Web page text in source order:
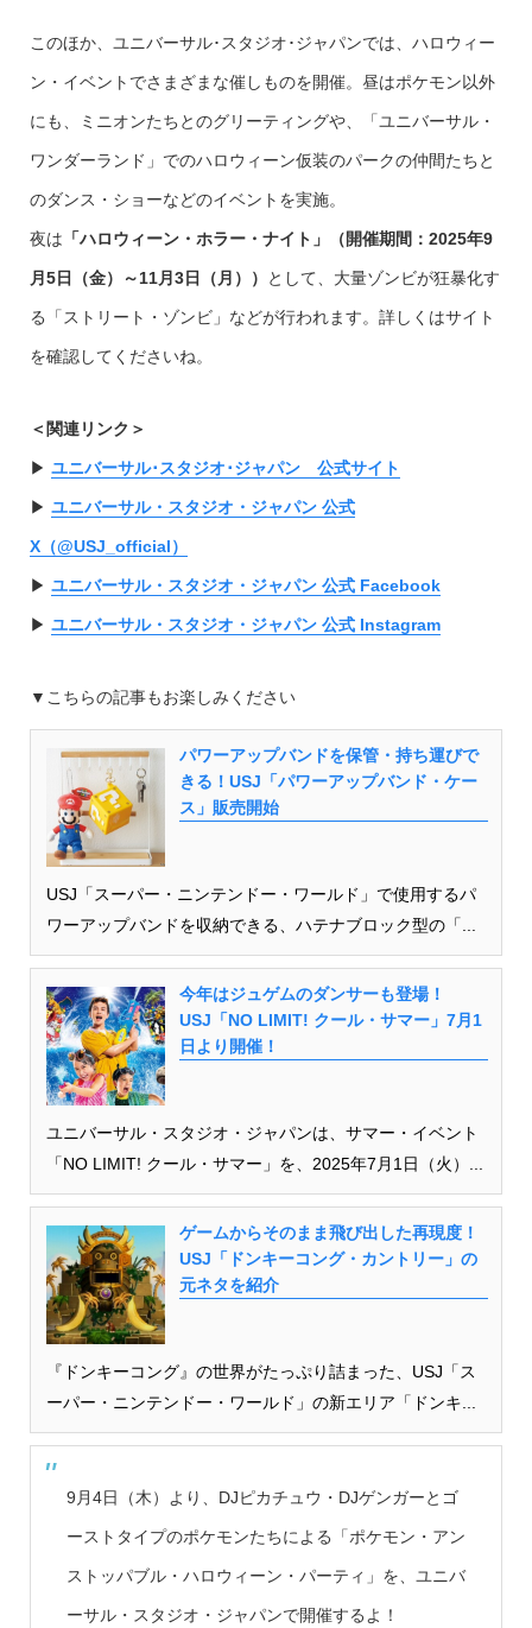
このほか、ユニバーサル･スタジオ･ジャパンでは、ハロウィー
ン・イベントでさまざまな催しものを開催。昼はポケモン以外
にも、ミニオンたちとのグリーティングや、「ユニバーサル・
ワンダーランド」でのハロウィーン仮装のパークの仲間たちと
のダンス・ショーなどのイベントを実施。
夜は 「ハロウィーン・ホラー・ナイト」（開催期間： 2025年9
月5日（金）～11月3日（月） ） として、大量ゾンビが狂暴化す
る「ストリート・ゾンビ」などが行われます。詳しくはサイト
を確認してくださいね。
＜関連リンク＞
▶︎ ユニバーサル･スタジオ･ジャパン 公式サイト
▶︎ ユニバーサル・スタジオ・ジャパン 公式
X（@USJ_official）
▶︎ ユニバーサル・スタジオ・ジャパン 公式 Facebook
▶︎ ユニバーサル・スタジオ・ジャパン 公式 Instagram
▼こちらの記事もお楽しみください
パワーアップバンドを保管・持ち運びで
きる！USJ「パワーアップバンド・ケー
ス」販売開始
USJ「スーパー・ニンテンドー・ワールド」で使用するパ
ワーアップバンドを収納できる、ハテナブロック型の「...
今年はジュゲムのダンサーも登場！
USJ「NO LIMIT! クール・サマー」7月1
日より開催！
ユニバーサル・スタジオ・ジャパンは、サマー・イベント
「NO LIMIT! クール・サマー」を、2025年7月1日（火）...
ゲームからそのまま飛び出した再現度！
USJ「ドンキーコング・カントリー」の
元ネタを紹介
『ドンキーコング』の世界がたっぷり詰まった、USJ「ス
ーパー・ニンテンドー・ワールド」の新エリア「ドンキ...
9月4日（木）より、DJピカチュウ・DJゲンガーとゴ
ーストタイプのポケモンたちによる「ポケモン・アン
ストッパブル・ハロウィーン・パーティ」を、ユニバ
ーサル・スタジオ・ジャパンで開催するよ！